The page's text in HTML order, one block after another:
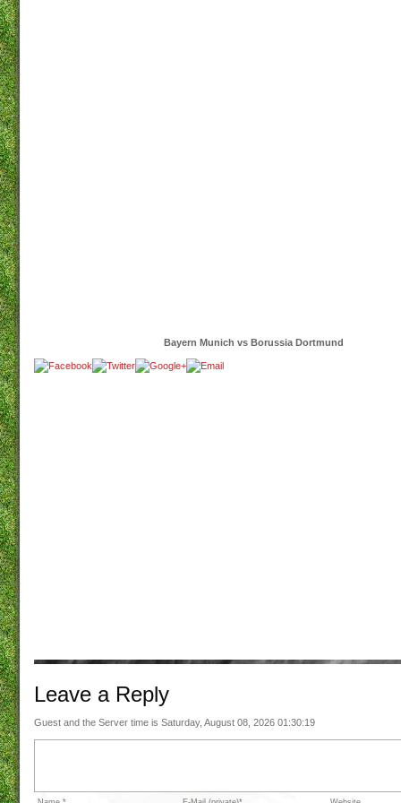
Bayern Munich vs Borussia Dortmund
Leave a Reply
Guest and the Server time is Saturday, August 08, 2026 01:30:19